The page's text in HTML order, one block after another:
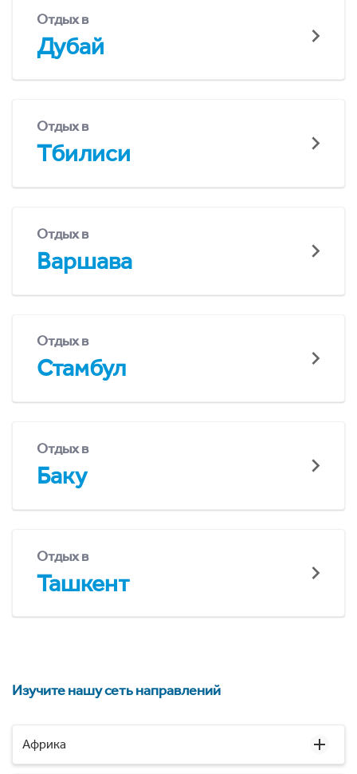
Отдых в
Дубай
Отдых в
Тбилиси
Отдых в
Варшава
Отдых в
Стамбул
Отдых в
Баку
Отдых в
Ташкент
Изучите нашу сеть направлений
Африка